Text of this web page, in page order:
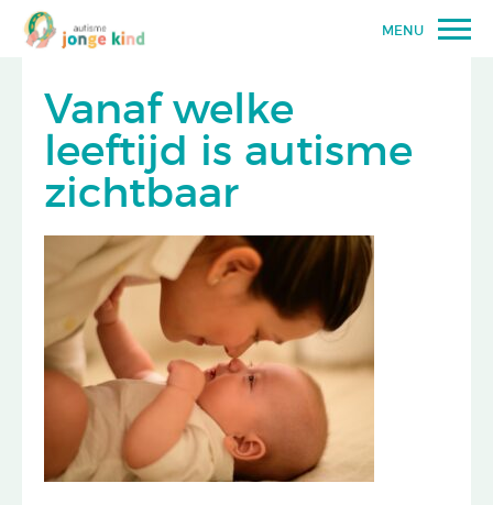
MENU
Vanaf welke
leeftijd is autisme
zichtbaar